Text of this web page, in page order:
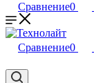
Сравнение0
Сравнение0